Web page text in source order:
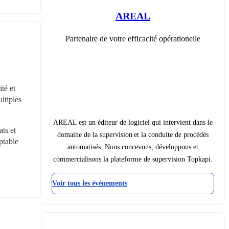
et
et
AREAL
Partenaire de votre efficacité opérationelle
AREAL est un éditeur de logiciel qui intervient dans le
domaine de la supervision et la conduite de procédés
automatisés. Nous concevons, développons et
commercialisons la plateforme de supervision Topkapi.
Voir tous les événements